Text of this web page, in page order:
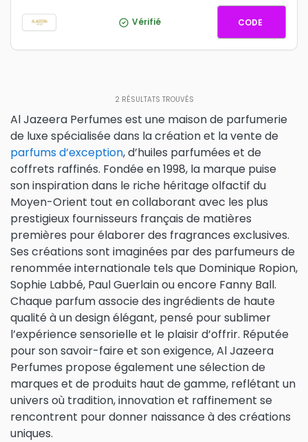
Vérifié CODE
2 RÉSULTATS TROUVÉS
Al Jazeera Perfumes est une maison de parfumerie
de luxe spécialisée dans la création et la vente de
parfums d’exception, d’huiles parfumées et de
coffrets raffinés. Fondée en 1998, la marque puise
son inspiration dans le riche héritage olfactif du
Moyen-Orient tout en collaborant avec les plus
prestigieux fournisseurs français de matières
premières pour élaborer des fragrances exclusives.
Ses créations sont imaginées par des parfumeurs de
renommée internationale tels que Dominique Ropion,
Sophie Labbé, Paul Guerlain ou encore Fanny Ball.
Chaque parfum associe des ingrédients de haute
qualité à un design élégant, pensé pour sublimer
l’expérience sensorielle et le plaisir d’offrir. Réputée
pour son savoir-faire et son exigence, Al Jazeera
Perfumes propose également une sélection de
marques et de produits haut de gamme, reflétant un
univers où tradition, innovation et raffinement se
rencontrent pour donner naissance à des créations
uniques.